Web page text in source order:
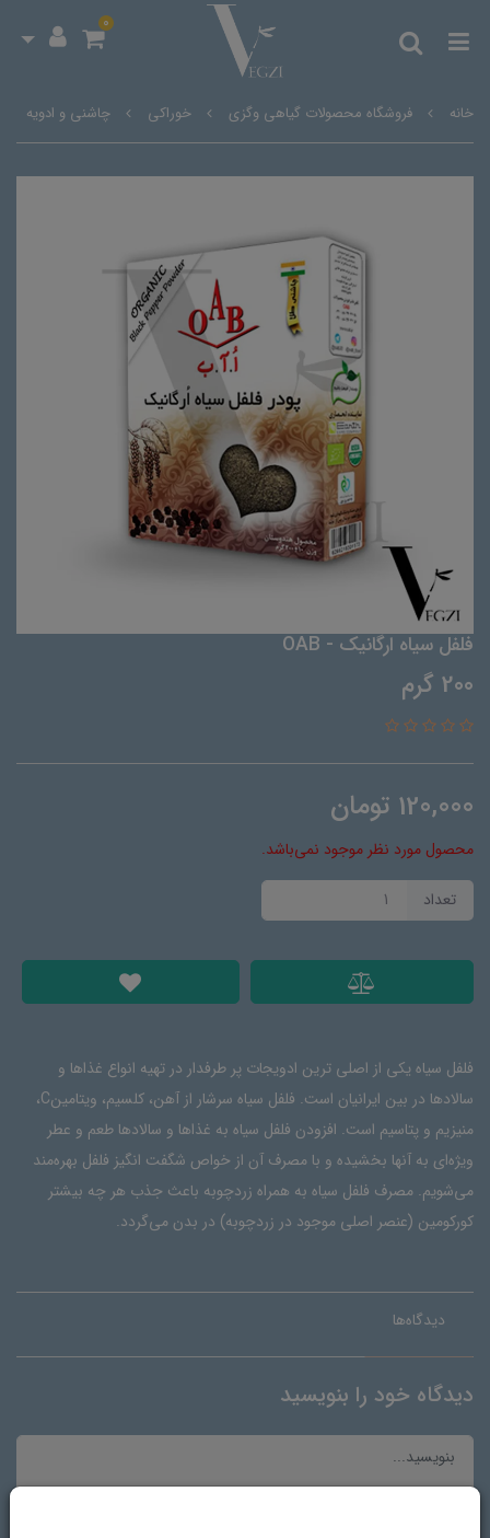
0
خانه فروشگاه محصولات گیاهی وگزی خوراکی چاشنی و ادویه
فلفل سیاه ارگانیک - OAB
200 گرم
120,000 تومان
محصول مورد نظر موجود نمی‌باشد.
تعداد
فلفل سیاه یکی از اصلی ترین ادویجات پر طرفدار در تهیه انواع غذاها و
سالادها در بین ایرانیان است. فلفل سیاه سرشار از آهن، کلسیم، ویتامینC،
منیزیم و پتاسیم است. افزودن فلفل سیاه به غذاها و سالاد‌ها طعم و عطر
ویژه‌ای به آنها بخشیده و با مصرف آن از خواص شگفت انگیز فلفل بهره‌مند
می‌شویم. مصرف فلفل سیاه به همراه زردچوبه باعث جذب هر چه بیشتر
کورکومین (عنصر اصلی موجود در زردچوبه) در بدن می‌گردد.
دیدگاه‌ها
دیدگاه خود را بنویسید